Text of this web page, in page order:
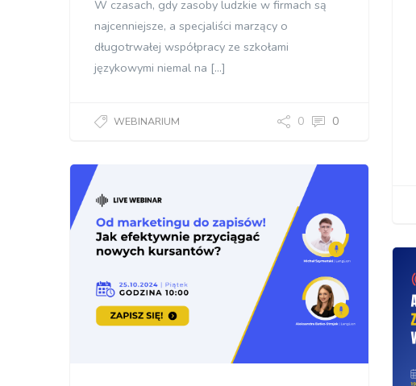
W czasach, gdy zasoby ludzkie w firmach są
najcenniejsze, a specjaliści marzący o
długotrwałej współpracy ze szkołami
językowymi niemal na […]
WEBINARIUM 0 0